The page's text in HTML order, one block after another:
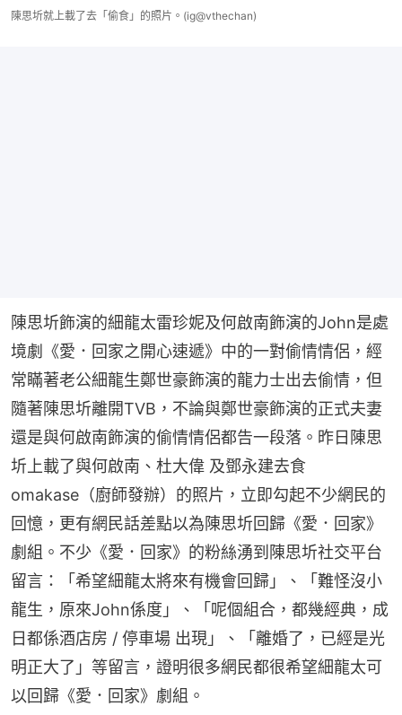
陳思圻就上載了去「偷食」的照片。(ig@vthechan)
陳思圻飾演的細龍太雷珍妮及何啟南飾演的John是處
境劇《愛．回家之開心速遞》中的一對偷情情侶，經
常瞞著老公細龍生鄭世豪飾演的龍力士出去偷情，但
隨著陳思圻離開TVB，不論與鄭世豪飾演的正式夫妻
還是與何啟南飾演的偷情情侶都告一段落。昨日陳思
圻上載了與何啟南、杜大偉 及鄧永建去食
omakase（廚師發辦）的照片，立即勾起不少網民的
回憶，更有網民話差點以為陳思圻回歸《愛．回家》
劇組。不少《愛．回家》的粉絲湧到陳思圻社交平台
留言：「希望細龍太將來有機會回歸」、「難怪沒小
龍生，原來John係度」、「呢個組合，都幾經典，成
日都係酒店房 / 停車場 出現」、「離婚了，已經是光
明正大了」等留言，證明很多網民都很希望細龍太可
以回歸《愛．回家》劇組。